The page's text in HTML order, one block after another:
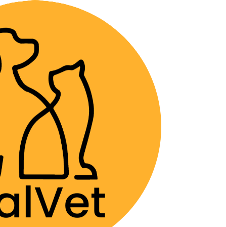
Despacho GRATIS por compras sobre $89.990
Ansiolíticos y Moduladores de conducta